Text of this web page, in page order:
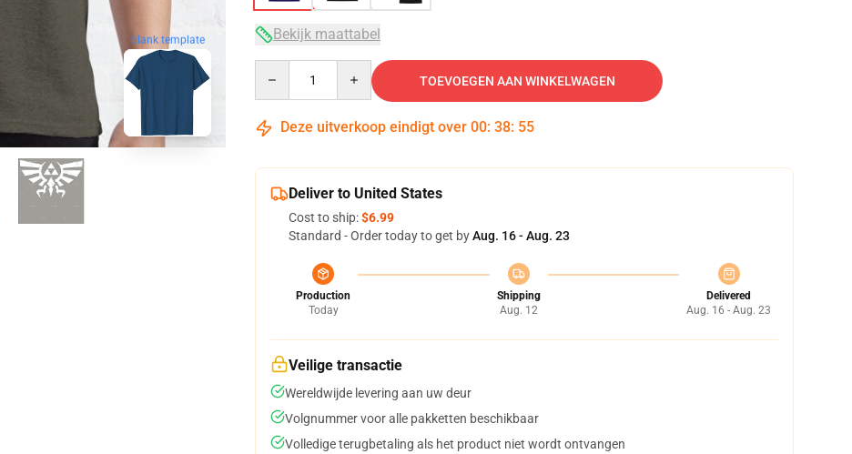
blank template Bekijk maattabel
TOEVOEGEN AAN WINKELWAGEN
Deze uitverkoop eindigt over 00: 38: 54
Deliver to United States
Cost to ship:$6.99
Standard - Order today to get byAug. 16 - Aug. 23
Production
Today
Shipping
Aug. 12
Delivered
Aug. 16 - Aug. 23
Veilige transactie
Wereldwijde levering aan uw deur
Volgnummer voor alle pakketten beschikbaar
Volledige terugbetaling als het product niet wordt ontvangen